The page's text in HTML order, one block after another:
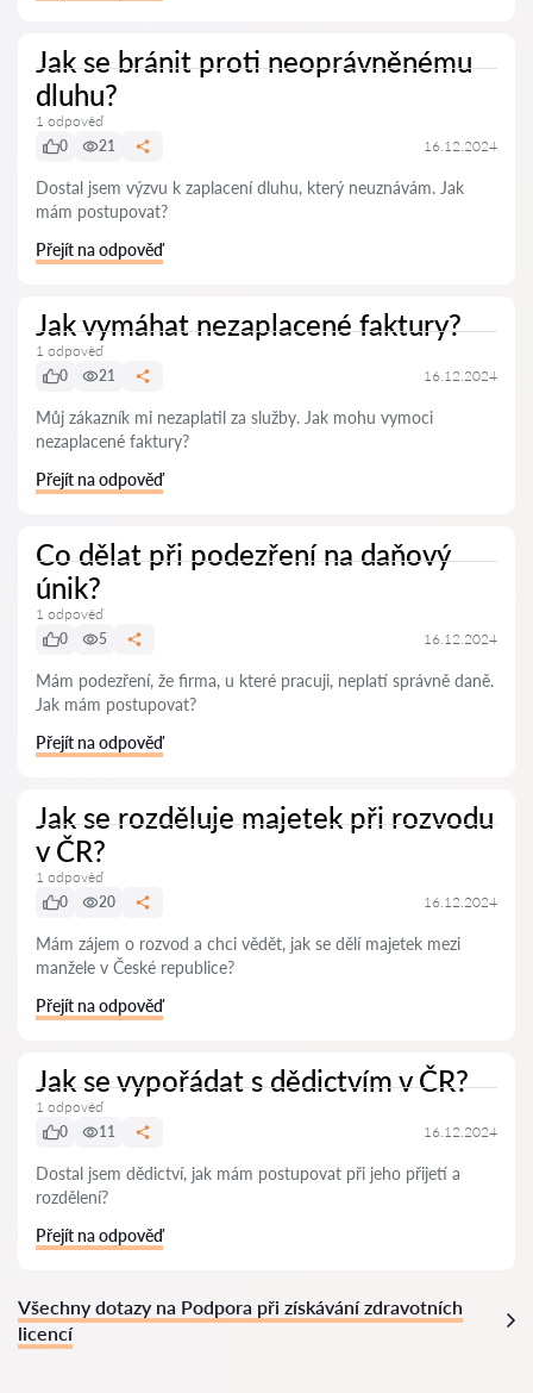
Jak se bránit proti neoprávněnému
dluhu?
1 odpověď
0
21 16.12.2024
Dostal jsem výzvu k zaplacení dluhu, který neuznávám. Jak
mám postupovat?
Přejít na odpověď
Jak vymáhat nezaplacené faktury?
1 odpověď
0
21 16.12.2024
Můj zákazník mi nezaplatil za služby. Jak mohu vymoci
nezaplacené faktury?
Přejít na odpověď
Co dělat při podezření na daňový
únik?
1 odpověď
0
5 16.12.2024
Mám podezření, že firma, u které pracuji, neplatí správně daně.
Jak mám postupovat?
Přejít na odpověď
Jak se rozděluje majetek při rozvodu
v ČR?
1 odpověď
0
20 16.12.2024
Mám zájem o rozvod a chci vědět, jak se dělí majetek mezi
manžele v České republice?
Přejít na odpověď
Jak se vypořádat s dědictvím v ČR?
1 odpověď
0
11 16.12.2024
Dostal jsem dědictví, jak mám postupovat při jeho přijetí a
rozdělení?
Přejít na odpověď
Všechny dotazy na Podpora při získávání zdravotních
licencí